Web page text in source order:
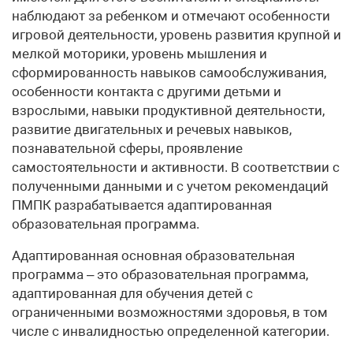
наблюдают за ребенком и отмечают особенности
игровой деятельности, уровень развития крупной и
мелкой моторики, уровень мышления и
сформированность навыков самообслуживания,
особенности контакта с другими детьми и
взрослыми, навыки продуктивной деятельности,
развитие двигательных и речевых навыков,
познавательной сферы, проявление
самостоятельности и активности. В соответствии с
полученными данными и с учетом рекомендаций
ПМПК разрабатывается адаптированная
образовательная программа.
Адаптированная основная образовательная
программа – это образовательная программа,
адаптированная для обучения детей с
ограниченными возможностями здоровья, в том
числе с инвалидностью определенной категории.